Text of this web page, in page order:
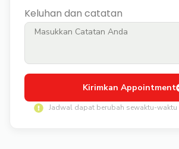
Keluhan dan catatan
Kirimkan Appointment
Jadwal dapat berubah sewaktu-waktu